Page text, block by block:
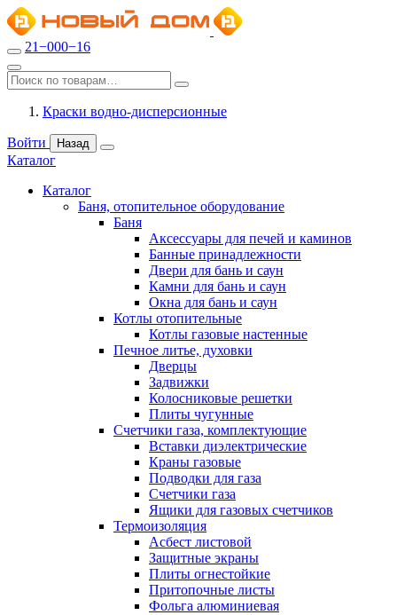
21−000−16
Краски водно-дисперсионные
Войти Назад
Каталог
Каталог
Баня, отопительное оборудование
Баня
Аксессуары для печей и каминов
Банные принадлежности
Двери для бань и саун
Камни для бань и саун
Окна для бань и саун
Котлы отопительные
Котлы газовые настенные
Печное литье, духовки
Дверцы
Задвижки
Колосниковые решетки
Плиты чугунные
Счетчики газа, комплектующие
Вставки диэлектрические
Краны газовые
Подводки для газа
Счетчики газа
Ящики для газовых счетчиков
Термоизоляция
Асбест листовой
Защитные экраны
Плиты огнестойкие
Притопочные листы
Фольга алюминиевая